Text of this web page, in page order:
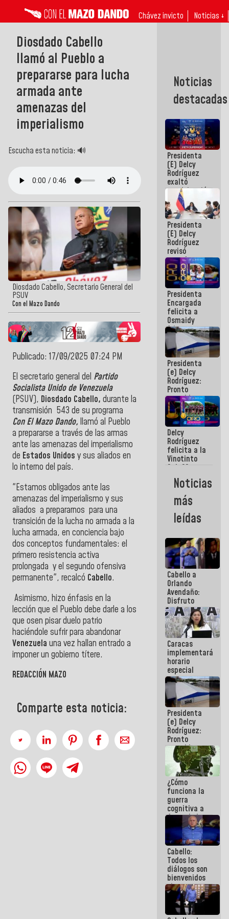
Chávez invicto Noticias ↓
Diosdado Cabello
llamó al Pueblo a
prepararse para lucha
armada ante
amenazas del
imperialismo
Escucha esta noticia: 🔊
Diosdado Cabello, Secretario General del
PSUV
Con el Mazo Dando
Publicado: 17/09/2025 07:24 PM
El secretario general del Partido
Socialista Unido de Venezuela
(PSUV), Diosdado Cabello, durante la
transmisión 543 de su programa
Con El Mazo Dando, llamó al Pueblo
a prepararse a través de las armas
ante las amenazas del imperialismo
de Estados Unidos y sus aliados en
lo interno del país.
"Estamos obligados ante las
amenazas del imperialismo y sus
aliados a prepararnos para una
transición de la lucha no armada a la
lucha armada, en conciencia bajo
dos conceptos fundamentales: el
primero resistencia activa
prolongada y el segundo ofensiva
permanente", recalcó Cabello.
Asimismo, hizo énfasis en la
lección que el Pueblo debe darle a los
que osen pisar duelo patrio
haciéndole sufrir para abandonar
Venezuela una vez hallan entrado a
imponer un gobierno títere.
REDACCIÓN MAZO
Comparte esta noticia:
Noticias
destacadas
Presidenta
(E) Delcy
Rodríguez
exaltó
participación
de
Venezuela
en Juegos
Centroamericanos
y del Caribe
2026
Presidenta
(E) Delcy
Rodríguez
revisó
agenda
económica y
ejecución de
fondos de
emergencia
post-sismos
Presidenta
Encargada
felicita a
Osmaidy
Arias y
Giraly
Marcano por
hacer
historia en
los
Centroamericanos
Presidenta
(e) Delcy
Rodríguez:
Pronto
restableceremos
las
operaciones
en el
Aeropuerto
Internacional
de
Maiquetía
Delcy
Rodríguez
felicita a la
Vinotinto
Sub 20
campeona
frente
México Sub
23 en los
Centroamericanos
Noticias
más
leídas
Cabello a
Orlando
Avendaño:
Disfruto
cada vez
que escribes
porque lo
que haces
es
embarrarla
Caracas
implementará
horario
especial
para
adaptarse
al plan de
ahorro
energético
Presidenta
(e) Delcy
Rodríguez:
Pronto
restableceremos
las
operaciones
en el
Aeropuerto
Internacional
de
Maiquetía
¿Cómo
funciona la
guerra
cognitiva a
favor de la
narrativa
hegemónica?
(1)
Cabello:
Todos los
diálogos son
bienvenidos
siempre que
estén en el
marco de la
Constitución